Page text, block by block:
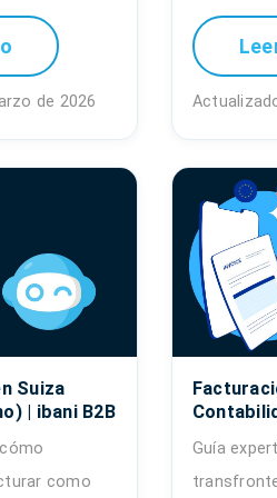
de 2026
Suiza
| ibani B2B
como
Guía